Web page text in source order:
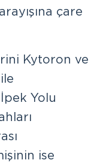
çare
Kytoron ve
Yolu
ise